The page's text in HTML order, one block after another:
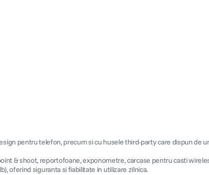
pentru telefon, precum si cu husele third-party care dispun de
& shoot, reportofoane, exponometre, carcase pentru casti
oferind siguranta si fiabilitate in utilizare zilnica.